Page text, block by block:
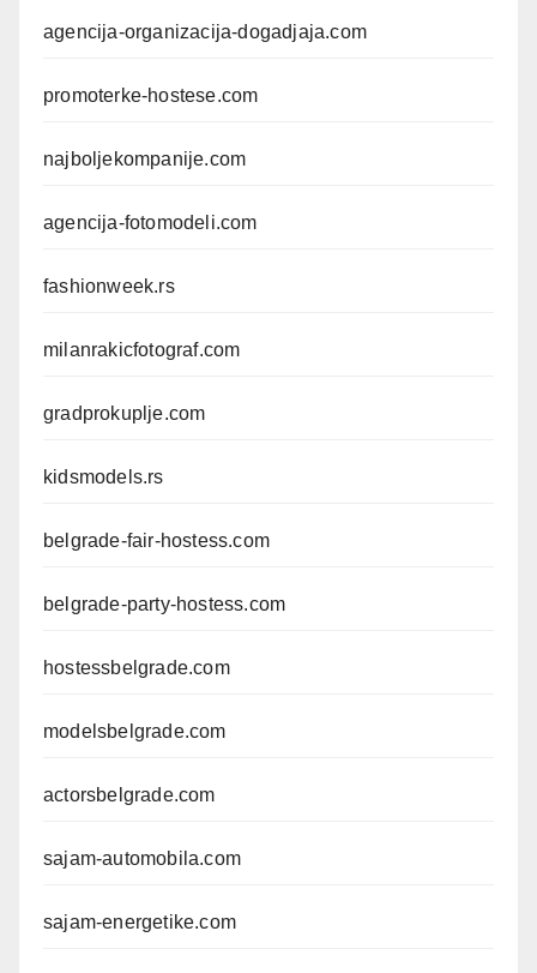
agencija-organizacija-dogadjaja.com
promoterke-hostese.com
najboljekompanije.com
agencija-fotomodeli.com
fashionweek.rs
milanrakicfotograf.com
gradprokuplje.com
kidsmodels.rs
belgrade-fair-hostess.com
belgrade-party-hostess.com
hostessbelgrade.com
modelsbelgrade.com
actorsbelgrade.com
sajam-automobila.com
sajam-energetike.com